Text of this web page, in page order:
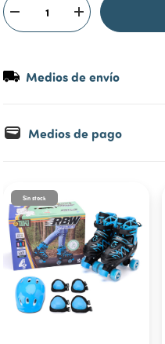
Medios de envío
Medios de pago
Sin stock